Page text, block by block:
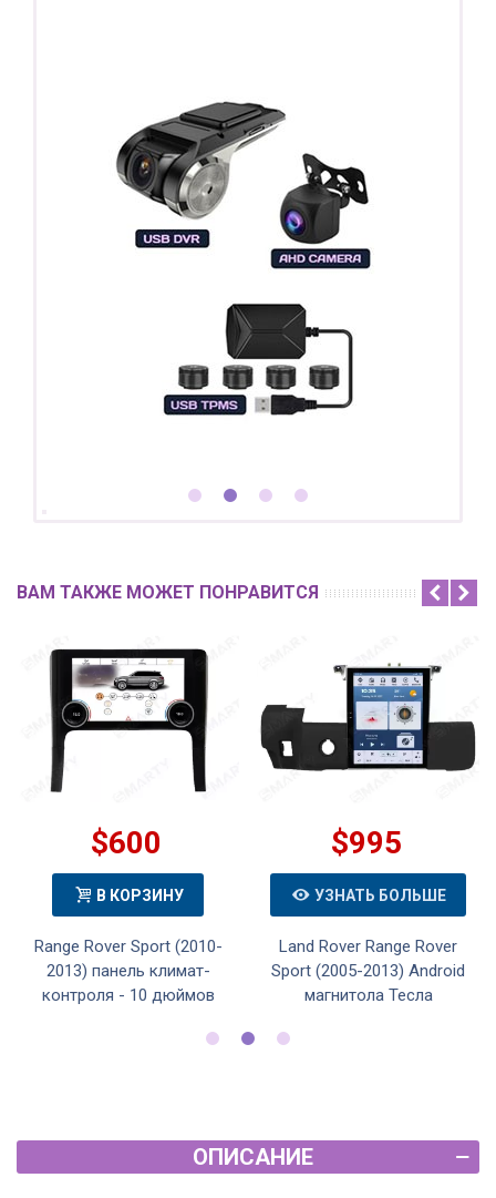
ВАМ ТАКЖЕ МОЖЕТ ПОНРАВИТСЯ
$600
В КОРЗИНУ
Range Rover Sport (2010-
2013) панель климат-
контроля - 10 дюймов
$995
УЗНАТЬ БОЛЬШЕ
Land Rover Range Rover
Sport (2005-2013) Android
магнитола Тесла
ОПИСАНИЕ